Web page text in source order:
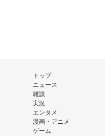
トップ
ニュース
雑談
実況
エンタメ
漫画・アニメ
ゲーム